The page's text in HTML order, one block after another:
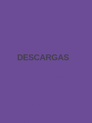
DESCARGAS